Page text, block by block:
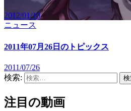
2012/01/10
ニュース
2011年07月26日のトピックス
2011/07/26
検索:
注目の動画